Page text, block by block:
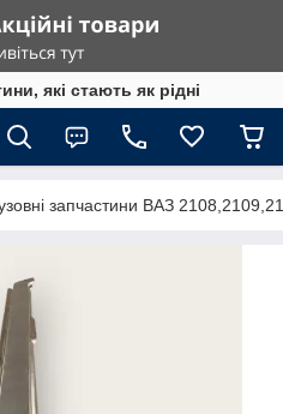
які стають як рідні
запчастини ВАЗ